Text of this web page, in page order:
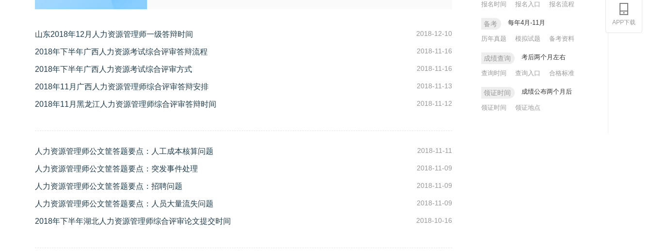
山东2018年12月人力资源管理师一级答辩时间 2018-12-10
2018年下半年广西人力资源考试综合评审答辩流程 2018-11-16
2018年下半年广西人力资源考试综合评审方式 2018-11-16
2018年11月广西人力资源管理师综合评审答辩安排 2018-11-13
2018年11月黑龙江人力资源管理师综合评审答辩时间 2018-11-12
人力资源管理师公文筐答题要点：人工成本核算问题 2018-11-11
人力资源管理师公文筐答题要点：突发事件处理 2018-11-09
人力资源管理师公文筐答题要点：招聘问题 2018-11-09
人力资源管理师公文筐答题要点：人员大量流失问题 2018-11-09
2018年下半年湖北人力资源管理师综合评审论文提交时间 2018-10-16
报名时间 报名入口 报名流程
备考 每年4月-11月
历年真题 模拟试题 备考资料
成绩查询 考后两个月左右
查询时间 查询入口 合格标准
领证时间 成绩公布两个月后
领证时间 领证地点
APP下载